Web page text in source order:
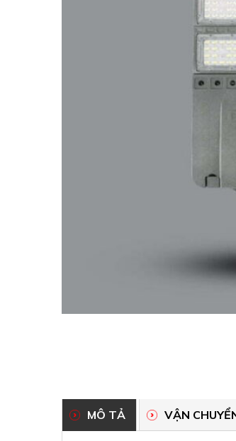
MÔ TẢ VẬN